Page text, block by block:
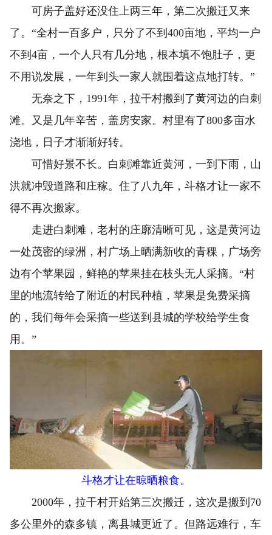
可房子盖好还没住上两三年，第二次搬迁又来
了。“全村一百多户，只分了不到400亩地，平均一户
不到4亩，一个人只有几分地，根本填不饱肚子，更
不用说发展，一年到头一家人就围着这点地打转。”
无奈之下，1991年，拉干村搬到了黄河边的白刺
滩。又是几年辛苦，盖房安家。村里有了800多亩水
浇地，日子才渐渐好转。
可惜好景不长。白刺滩靠近黄河，一到下雨，山
洪就冲毁道路和庄稼。住了八九年，斗格才让一家不
得不再次搬家。
走进白刺滩，老村的庄廓清晰可见，这是黄河边
一处茂密的绿洲，村广场上晒满新收的青稞，广场旁
边有个苹果园，鲜艳的苹果挂在枝头无人采摘。“村
里的地流转给了附近的村民种植，苹果是免费采摘
的，我们每年会采摘一些送到县城的学校给学生食
用。”
斗格才让在晾晒粮食。
2000年，拉干村开始第三次搬迁，这次是搬到70
多公里外的森多镇，离县城更近了。但路远难行，车